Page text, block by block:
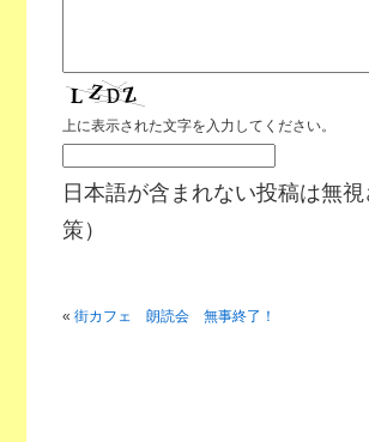
上に表示された文字を入力してください。
日本語が含まれない投稿は無
策）
« 街カフェ 朗読会 無事終了！